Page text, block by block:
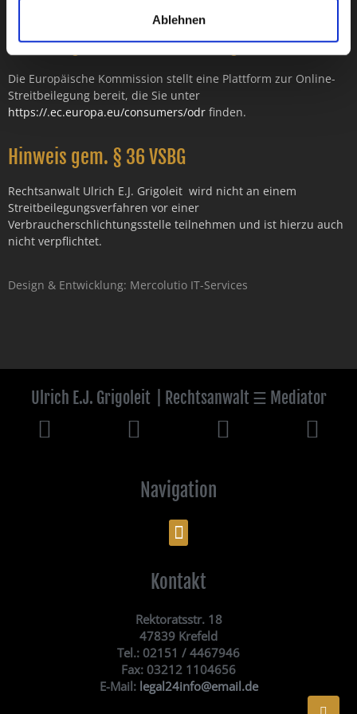
Ablehnen
Hinweis gem. ODR-Verordnung
Die Europäische Kommission stellt eine Plattform zur Online-
Streitbeilegung bereit, die Sie unter
https://.ec.europa.eu/consumers/odr finden.
Hinweis gem. § 36 VSBG
Rechtsanwalt Ulrich E.J. Grigoleit wird nicht an einem
Streitbeilegungsverfahren vor einer
Verbraucherschlichtungsstelle teilnehmen und ist hierzu auch
nicht verpflichtet.
Design & Entwicklung: Mercolutio IT-Services
Ulrich E.J. Grigoleit | Rechtsanwalt ☰ Mediator
Navigation
Kontakt
Rektoratsstr. 18
47839 Krefeld
Tel.: 02151 / 4467946
Fax: 03212 1104656
E-Mail: legal24info@email.de